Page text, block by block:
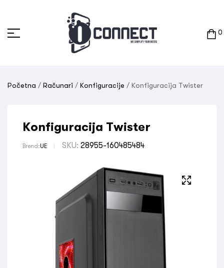
0
Početna / Računari / Konfiguracije / Konfiguracija Twister
Konfiguracija Twister
Brend:UE SKU: 28955-160485484